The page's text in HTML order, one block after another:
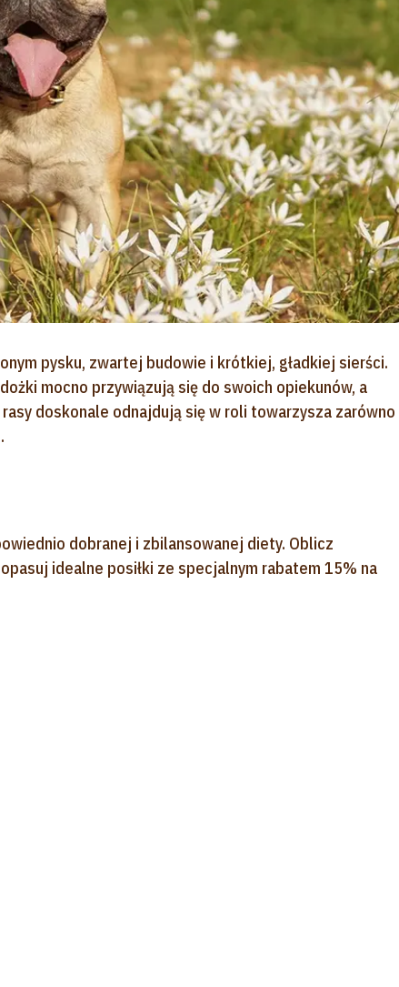
pysku, zwartej budowie i krótkiej, gładkiej sierści.
mocno przywiązują się do swoich opiekunów, a
doskonale odnajdują się w roli towarzysza zarówno
dobranej i zbilansowanej diety. Oblicz
idealne posiłki ze specjalnym rabatem 15% na